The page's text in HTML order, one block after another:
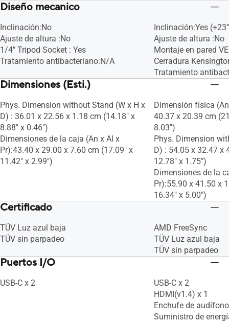
Diseño mecanico
Inclinación:No
Ajuste de altura :No
1/4" Tripod Socket : Yes
Tratamiento antibacteriano:N/A
Inclinación:Yes
Ajuste de altura :No
Montaje en pared
Cerradura
Tratamiento
Dimensiones (Esti.)
Phys. Dimension without Stand (W x H x
D) : 36.01 x 22.56 x 1.18 cm (14.18" x
8.88" x 0.46")
Dimensiones de la caja (An x Al x
Pr):43.40 x 29.00 x 7.60 cm (17.09" x
11.42" x 2.99")
Dimensión física
40.37 x 20.39 cm
8.03")
Phys. Dimension
D) : 54.05 x 32.47 x
12.78" x 1.75")
Dimensiones de la
Pr):55.90 x 41.50 x
16.34" x 5.00")
Certificado
TÜV Luz azul baja
TÜV sin parpadeo
AMD FreeSync
TÜV Luz azul baja
TÜV sin parpadeo
Puertos I/O
USB-C x 2
USB-C x 2
HDMI(v1.4) x 1
Enchufe de
Suministro de